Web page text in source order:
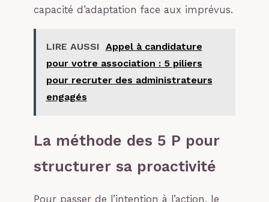
capacité d’adaptation face aux imprévus.
LIRE AUSSI Appel à candidature
pour votre association : 5 piliers
pour recruter des administrateurs
engagés
La méthode des 5 P pour
structurer sa proactivité
Pour passer de l’intention à l’action, le